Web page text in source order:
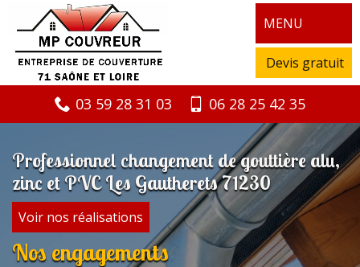
MENU
Devis gratuit
03 59 28 31 03 06 28 25 42 35
Professionnel changement de gouttière alu,
zinc et PVC Les Gautherets 71230
Voir nos réalisations
Nos engagements